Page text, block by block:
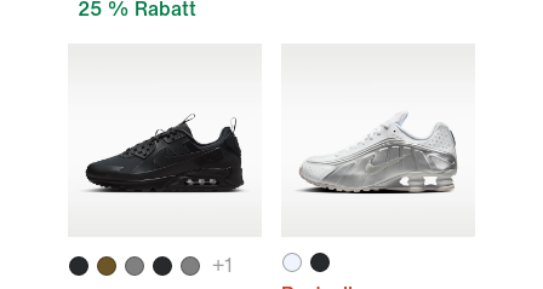
25 % Rabatt
+1